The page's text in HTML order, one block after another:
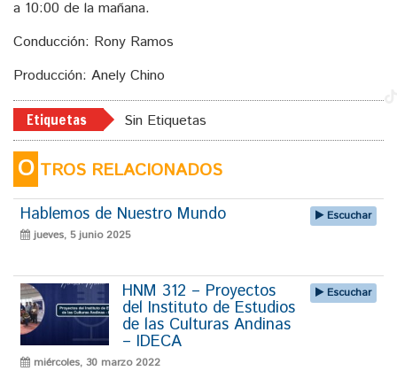
a 10:00 de la mañana.
Conducción: Rony Ramos
Producción: Anely Chino
Etiquetas Sin Etiquetas
O TROS RELACIONADOS
Hablemos de Nuestro Mundo
jueves, 5 junio 2025
Escuchar
HNM 312 – Proyectos
del Instituto de Estudios
de las Culturas Andinas
– IDECA
miércoles, 30 marzo 2022
Escuchar